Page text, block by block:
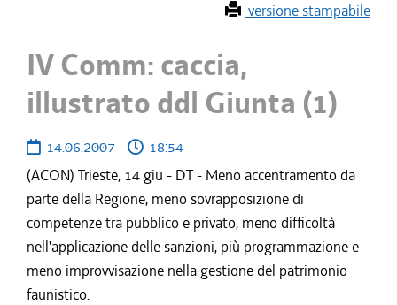
versione stampabile
IV Comm: caccia,
illustrato ddl Giunta (1)
14.06.2007
18:54
(ACON) Trieste, 14 giu - DT - Meno accentramento da
parte della Regione, meno sovrapposizione di
competenze tra pubblico e privato, meno difficoltà
nell'applicazione delle sanzioni, più programmazione e
meno improvvisazione nella gestione del patrimonio
faunistico.